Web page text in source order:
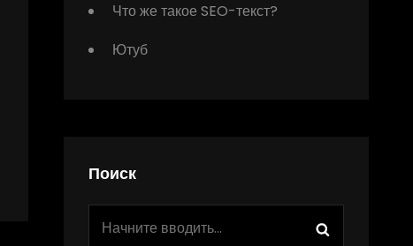
Что же такое SEO-текст?
Ютуб
Поиск